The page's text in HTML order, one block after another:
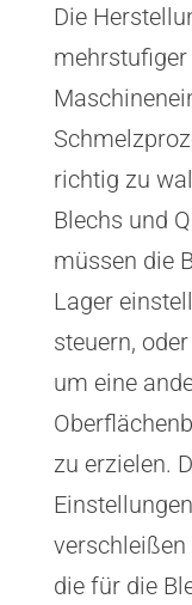
Die
richtig zu
Blechs und
müssen die
Lager
steuern,
um eine
zu erzielen.
die für die